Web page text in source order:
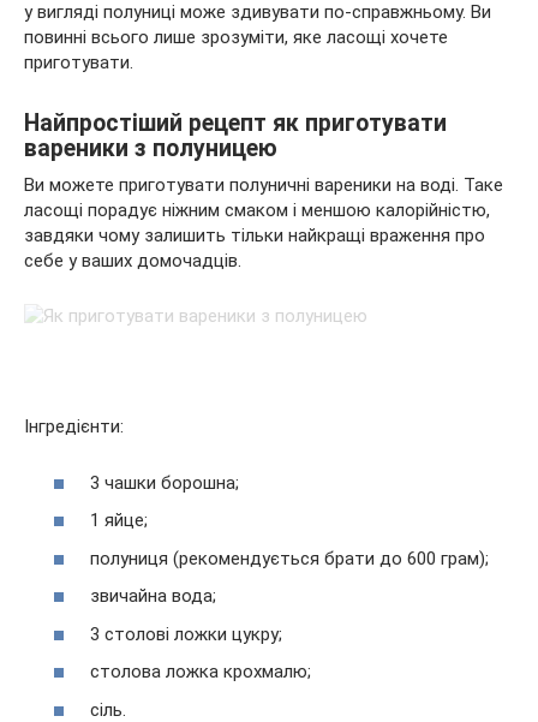
увигляді полуниці може здивувати по-справжньому. Ви
повинні всього лише зрозуміти, яке ласощі хочете
приготувати.
Найпростіший рецепт як приготувати
вареники з полуницею
Ви можете приготувати полуничні вареники на воді. Таке
ласощі порадує ніжним смаком і меншою калорійністю,
завдяки чому залишить тільки найкращі враження про
себе у ваших домочадців.
Інгредієнти:
3 чашки борошна;
1 яйце;
полуниця (рекомендується брати до 600 грам);
звичайна вода;
3 столові ложки цукру;
столова ложка крохмалю;
сіль.